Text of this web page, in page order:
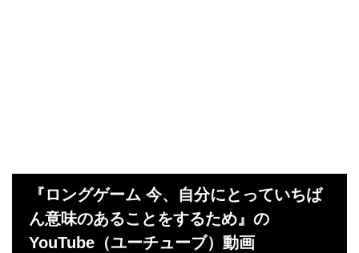
『ロングゲーム 今、自分にとっていちば
ん意味のあることをするため』の
YouTube（ユーチューブ）動画